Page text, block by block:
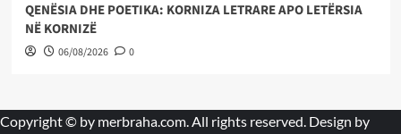
QENËSIA DHE POETIKA: KORNIZA LETRARE APO LETËRSIA
NË KORNIZË
06/08/2026 0
Copyright © by merbraha.com. All rights reserved. Design by